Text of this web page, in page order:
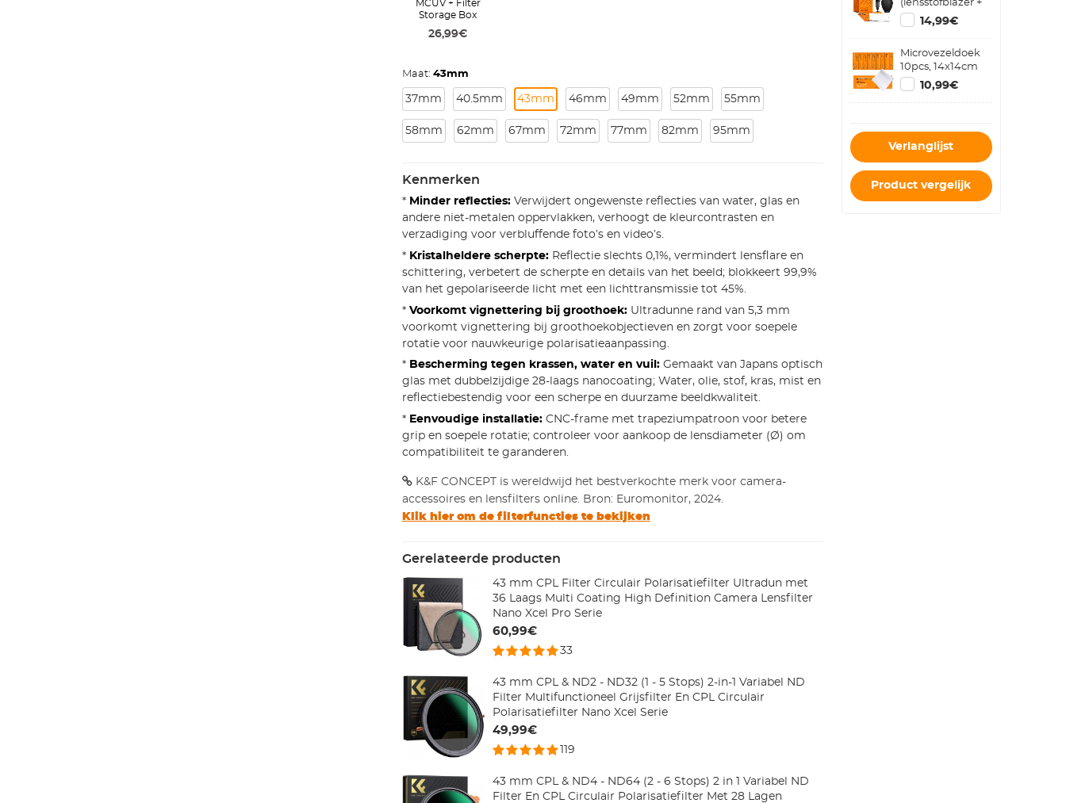
MCUV + Filter
Storage Box
26,99€
Maat: 43mm
37mm 40.5mm 43mm 46mm 49mm 52mm 55mm
58mm 62mm 67mm 72mm 77mm 82mm 95mm
Kenmerken
* Minder reflecties:Verwijdert ongewenste reflecties van water, glas en
andere niet-metalen oppervlakken, verhoogt de kleurcontrasten en
verzadiging voor verbluffende foto’s en video’s.
* Kristalheldere scherpte:Reflectie slechts 0,1%, vermindert lensflare en
schittering, verbetert de scherpte en details van het beeld; blokkeert 99,9%
van het gepolariseerde licht met een lichttransmissie tot 45%.
* Voorkomt vignettering bij groothoek:Ultradunne rand van 5,3 mm
voorkomt vignettering bij groothoekobjectieven en zorgt voor soepele
rotatie voor nauwkeurige polarisatieaanpassing.
* Bescherming tegen krassen, water en vuil:Gemaakt van Japans optisch
glas met dubbelzijdige 28-laags nanocoating; Water, olie, stof, kras, mist en
reflectiebestendig voor een scherpe en duurzame beeldkwaliteit.
* Eenvoudige installatie:CNC-frame met trapeziumpatroon voor betere
grip en soepele rotatie; controleer voor aankoop de lensdiameter (Ø) om
compatibiliteit te garanderen.
K&F CONCEPT is wereldwijd het bestverkochte merk voor camera-
accessoires en lensfilters online. Bron: Euromonitor, 2024.
Klik hier om de filterfuncties te bekijken
Gerelateerde producten
43 mm CPL Filter Circulair Polarisatiefilter Ultradun met
36 Laags Multi Coating High Definition Camera Lensfilter
Nano Xcel Pro Serie
60,99€
33
43 mm CPL & ND2 - ND32 (1 - 5 Stops) 2-in-1 Variabel ND
Filter Multifunctioneel Grijsfilter En CPL Circulair
Polarisatiefilter Nano Xcel Serie
49,99€
119
43 mm CPL & ND4 - ND64 (2 - 6 Stops) 2 in 1 Variabel ND
Filter En CPL Circulair Polarisatiefilter Met 28 Lagen
(lensstofblazer +
reinigingspen +
macrovezelreinigingsdoekje)
14,99€
Microvezeldoek
10pcs, 14x14cm
10,99€
Verlanglijst
Product vergelijk